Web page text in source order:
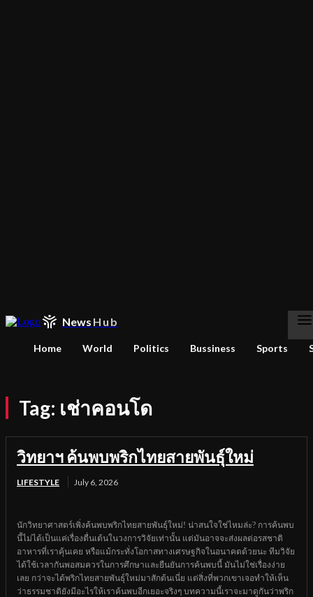
News Hub
Home World Politics Bussiness Sports
Tag: เช่าคอนโด
วิทยาฯ ค้นพบพริกไทยสายพันธุ์ใหม่
LIFESTYLE July 6, 2026
นักวิทยาศาสตร์เพิ่งค้นพบพริกไทยสายพันธุ์ใหม่! น่าสนใจใช่ไหมล่ะ? การค้นพบ
นี้ไม่ได้เป็นแค่เรื่องตื่นเต้นในวงการวิจัยเท่านั้น แต่มันอาจจะส่งผลต่อรสชาติ
อาหารที่เราคุ้นเคย หรือแม้กระทั่งโอกาสทางเศรษฐกิจในอนาคตด้วยนะ ทีมวิจัย
ได้ใช้เวลากันพอสมควรในการศึกษาและยืนยันการค้นพบนี้ มันไม่ใช่เรื่องง่าย
เลย กว่าจะได้พริกไทยสายพันธุ์ใหม่มาสักต้นเนี่ย แต่สิ่งที่พวกเขาเจอทำให้เห็น
ว่าธรรมชาติยังมีอะไรให้เราค้นพบอีกเยอะจริงๆ บทความนี้เราจะมาดูกันว่าพริก